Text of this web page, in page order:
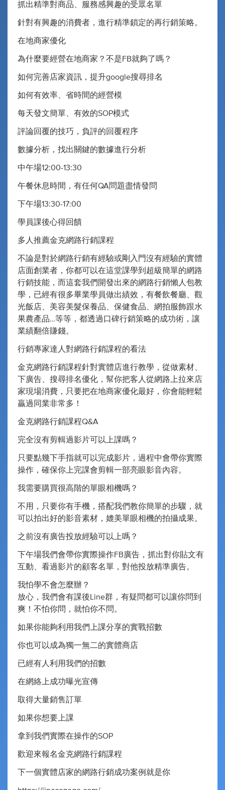
抓出精準對商品、服務感興趣的受眾名單
針對有興趣的消費者，進行精準鎖定的再行銷策略。
在地商家優化
為什麼要經營在地商家？不是FB就夠了嗎？
如何完善店家資訊，提升google搜尋排名
如何有效率、省時間的經營模
每天發文簡單、有效的SOP模式
評論回覆的技巧，負評的回覆程序
數據分析，找出關鍵的數據進行分析
中午場12:00-13:30
午餐休息時間，有任何QA問題盡情發問
下午場13:30-17:00
學員課後心得回饋
多人推薦金克網路行銷課程
不論是對於網路行銷有經驗或剛入門沒有經驗的實體
店面創業者，你都可以在這堂課學到超級簡單的網路
行銷技能，而這套我們開發出來的網路行銷懶人包教
學，已經有很多畢業學員做出績效，有餐飲餐廳、觀
光飯店、美容美髮保養品、保健食品、網拍服飾跟水
果農產品…等等，都透過口碑行銷策略的成功術，讓
業績翻倍賺錢。
行銷專家達人對網路行銷課程的看法
金克網路行銷課程針對實體店進行教學，從做素材、
下廣告、搜尋排名優化，幫你把客人從網路上拉來店
家現場消費，只要把在地商家優化最好，你會能輕鬆
贏過同業非常多！
金克網路行銷課程Q&A
完全沒有剪輯過影片可以上課嗎？
只要點幾下手指就可以完成影片，過程中會帶你實際
操作，確保你上完課會剪輯一部亮眼影音內容。
我需要購買很高階的單眼相機嗎？
不用，只要你有手機，搭配我們教你簡單的步驟，就
可以拍出好的影音素材，媲美單眼相機的拍攝成果。
之前沒有廣告投放經驗可以上嗎？
下午場我們會帶你實際操作FB廣告，抓出對你貼文有
互動、看過影片的顧客名單，對他投放精準廣告。
我怕學不會怎麼辦？
放心，我們會有課後Line群，有疑問都可以讓你問到
爽！不怕你問，就怕你不問。
如果你能夠利用我們上課分享的實戰招數
你也可以成為獨一無二的實體商店
已經有人利用我們的招數
在網絡上成功曝光宣傳
取得大量銷售訂單
如果你想要上課
拿到我們實際在操作的SOP
歡迎來報名金克網路行銷課程
下一個實體店家的網路行銷成功案例就是你